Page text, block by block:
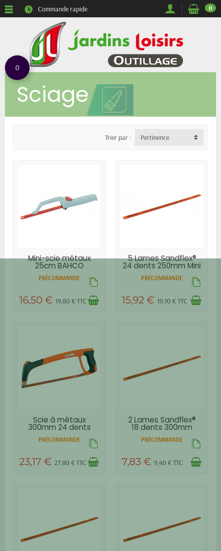
0
Commande rapide 0
Sciage
Trier par : Pertinence
Mini-scie métaux
25cm BAHCO
PRÉCOMMANDE
16,50 € 19,80 € TTC
5 Lames Sandflex®
24 dents 250mm Mini
scie...
PRÉCOMMANDE
15,92 € 19,10 € TTC
Scie à métaux
300mm 24 dents
BAHCO
PRÉCOMMANDE
23,17 € 27,80 € TTC
2 Lames Sandflex®
18 dents 300mm
BAHCO
PRÉCOMMANDE
7,83 € 9,40 € TTC